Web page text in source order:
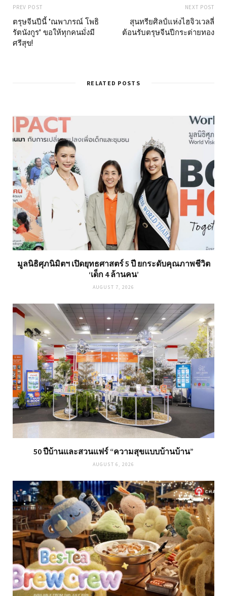
PREV POST
ตรุษจีนปีนี้ "ณพาภรณ์ โพธิ
รัตนังกูร" ขอให้ทุกคนมั่งมี
ศรีสุข!
NEXT POST
สุนทรียศิลป์แห่งไฮจิวเวลลี่
ต้อนรับตรุษจีนปีกระต่ายทอง
RELATED POSTS
มูลนิธิศุภนิมิตฯ เปิดยุทธศาสตร์ 5 ปี ยกระดับคุณภาพชีวิต
‘เด็ก 4 ล้านคน’
AUGUST 7, 2026
50 ปีบ้านและสวนแฟร์ “ความสุขแบบบ้านบ้าน”
AUGUST 6, 2026